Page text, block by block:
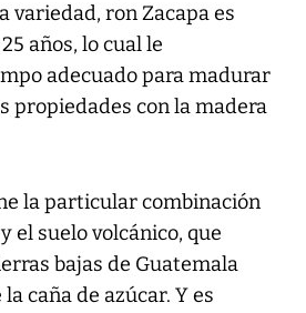
variedad, ron Zacapa es
años, lo cual le
adecuado para madurar
propiedades con la madera
la particular combinación
el suelo volcánico, que
bajas de Guatemala
caña de azúcar. Y es